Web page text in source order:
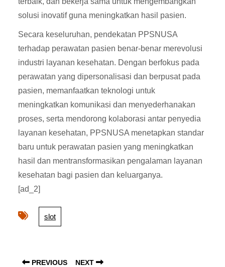
solusi inovatif guna meningkatkan hasil pasien.
Secara keseluruhan, pendekatan PPSNUSA
terhadap perawatan pasien benar-benar merevolusi
industri layanan kesehatan. Dengan berfokus pada
perawatan yang dipersonalisasi dan berpusat pada
pasien, memanfaatkan teknologi untuk
meningkatkan komunikasi dan menyederhanakan
proses, serta mendorong kolaborasi antar penyedia
layanan kesehatan, PPSNUSA menetapkan standar
baru untuk perawatan pasien yang meningkatkan
hasil dan mentransformasikan pengalaman layanan
kesehatan bagi pasien dan keluarganya.
[ad_2]
slot
navigation
PREVIOUS
Previous
NEXT